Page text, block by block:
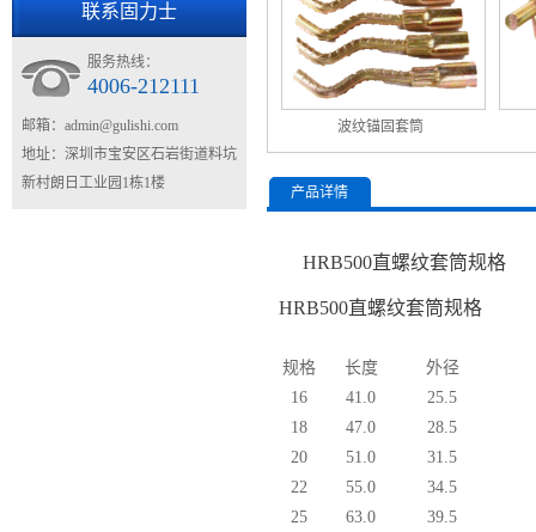
波纹锚固套筒
产品详情
HRB500直螺纹套筒规格
HRB500直螺纹套筒规格
规格 长度
外径
16
41.0
25.5
18
47.0
28.5
20
51.0
31.5
22
55.0
34.5
25
63.0
39.5
联系固力士
服务热线：
4006-212111
邮箱： admin@gulishi.com
地址：深圳市宝安区石岩街道料坑
新村朗日工业园1栋1楼